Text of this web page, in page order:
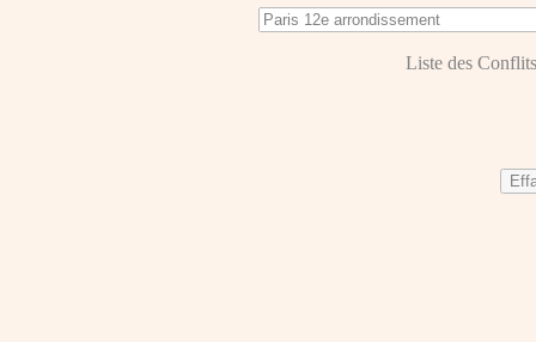
Liste des